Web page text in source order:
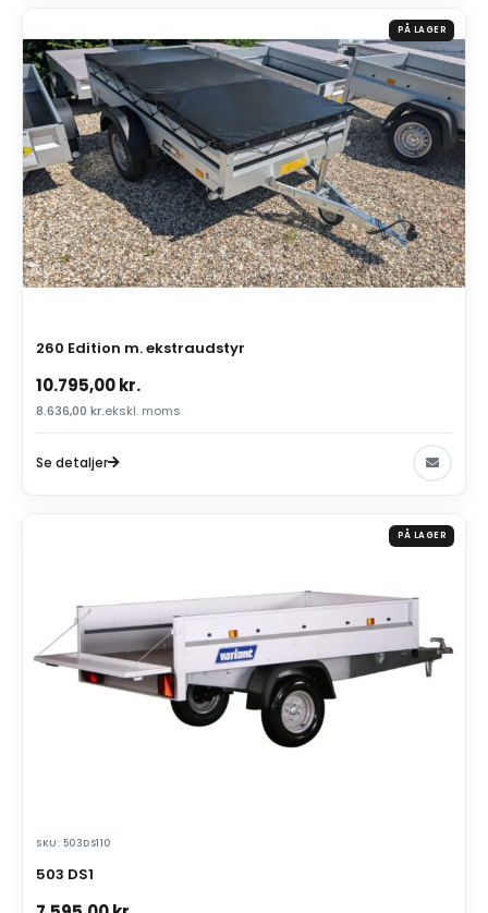
PÅ LAGER
260 Edition m. ekstraudstyr
10.795,00kr.
8.636,00 kr.ekskl. moms
Se detaljer
PÅ LAGER
SKU: 503DS110
503 DS1